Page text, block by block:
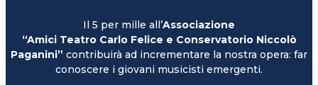
Il 5 per mille all’Associazione
“Amici Teatro Carlo Felice e Conservatorio Niccolò
Paganini” contribuirà ad incrementare la nostra opera: far
conoscere i giovani musicisti emergenti.